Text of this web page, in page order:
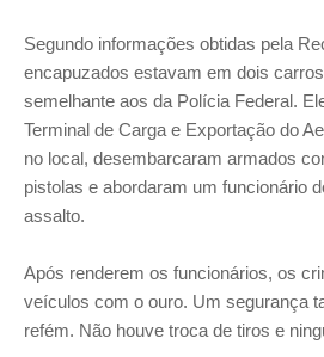
Segundo informações obtidas pela
encapuzados estavam em dois
semelhante aos da Polícia Federal.
Terminal de Carga e Exportação do
no local, desembarcaram armados
pistolas e abordaram um funcionário
assalto.
Após renderem os funcionários, os
veículos com o ouro. Um segurança
refém. Não houve troca de tiros e